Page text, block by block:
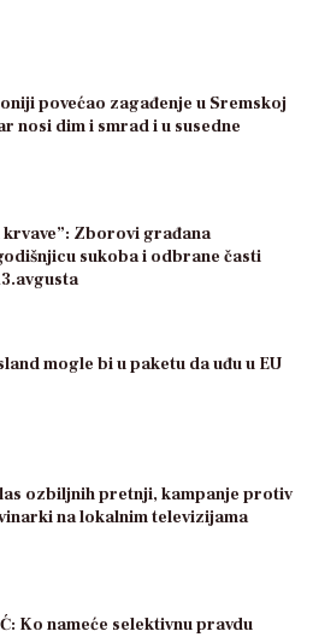
povećao zagađenje u Sremskoj
nosi dim i smrad i u susedne
krvave”: Zborovi građana
sukoba i odbrane časti
mogle bi u paketu da uđu u EU
ozbiljnih pretnji, kampanje protiv
na lokalnim televizijama
Ko nameće selektivnu pravdu